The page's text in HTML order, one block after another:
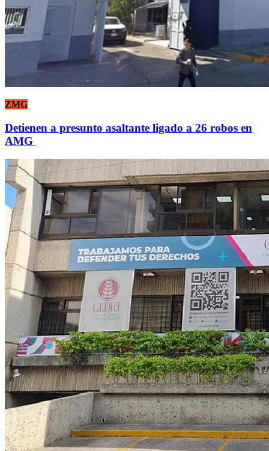
ZMG
Detienen a presunto asaltante ligado a 26 robos en
AMG